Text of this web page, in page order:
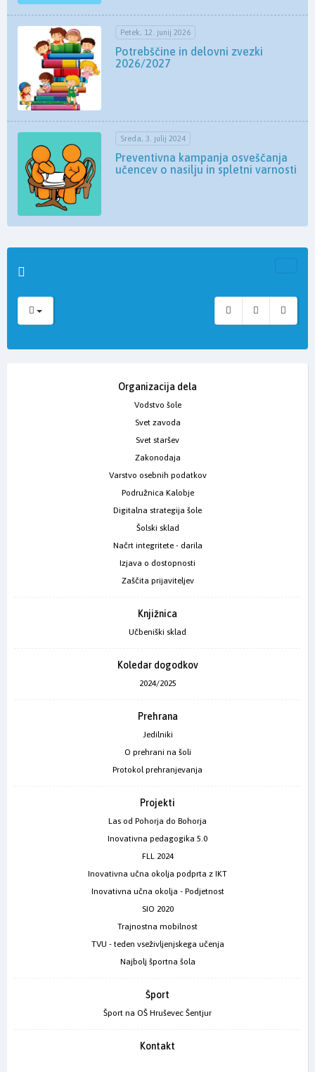
Petek, 12. junij 2026
Potrebščine in delovni zvezki
2026/2027
Sreda, 3. julij 2024
Preventivna kampanja osveščanja
učencev o nasilju in spletni varnosti
Organizacija dela
Vodstvo šole
Svet zavoda
Svet staršev
Zakonodaja
Varstvo osebnih podatkov
Podružnica Kalobje
Digitalna strategija šole
Šolski sklad
Načrt integritete - darila
Izjava o dostopnosti
Zaščita prijaviteljev
Knjižnica
Učbeniški sklad
Koledar dogodkov
2024/2025
Prehrana
Jedilniki
O prehrani na šoli
Protokol prehranjevanja
Projekti
Las od Pohorja do Bohorja
Inovativna pedagogika 5.0
FLL 2024
Inovativna učna okolja podprta z IKT
Inovativna učna okolja - Podjetnost
SIO 2020
Trajnostna mobilnost
TVU - teden vseživljenjskega učenja
Najbolj športna šola
Šport
Šport na OŠ Hruševec Šentjur
Kontakt